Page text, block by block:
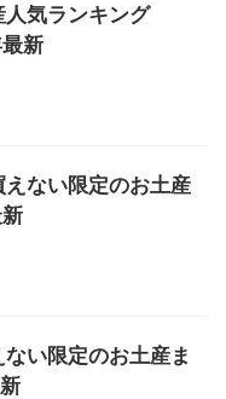
気ランキング
新
ない限定のお土産
い限定のお土産ま